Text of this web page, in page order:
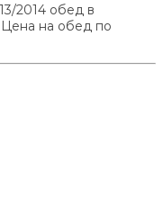
2014 обед в
Цена на обед по